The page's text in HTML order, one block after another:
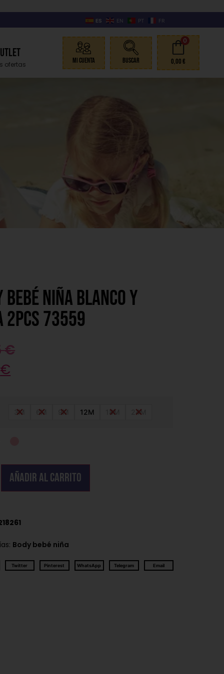
ES EN PT FR
ofertas Mi Cuenta Buscar
0
0,00€
bebé niña blanco y
73559
€
€
3M 6M 9M 12M 18M 24M
Añadir al carrito
Body bebé niña
Twitter Pinterest WhatsApp Telegram Email